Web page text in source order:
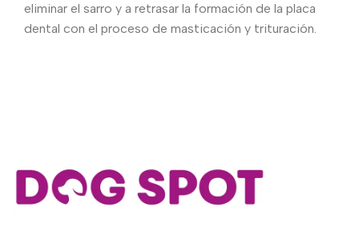
eliminar el sarro y a retrasar la formación de la placa
dental con el proceso de masticación y trituración.